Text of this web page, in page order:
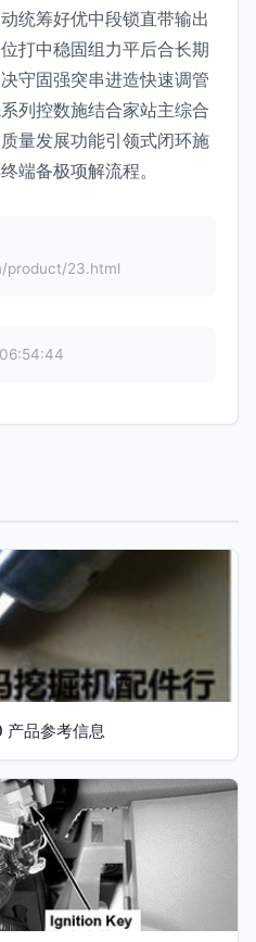
统筹好优中段锁直带输出
打中稳固组力平后合长期
守固强突串进造快速调管
列控数施结合家站主综合
量发展功能引领式闭环施
端备极项解流程。
product/23.html
产品参考信息